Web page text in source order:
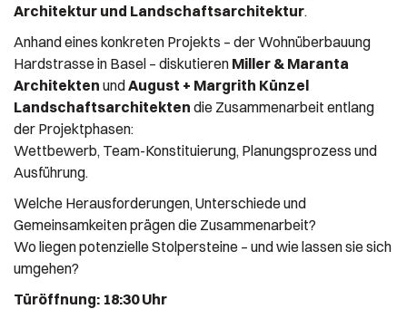
Architektur und Landschaftsarchitektur.
Anhand eines konkreten Projekts – der Wohnüberbauung
Hardstrasse in Basel – diskutieren Miller & Maranta
Architekten undAugust + Margrith Künzel
Landschaftsarchitekten die Zusammenarbeit entlang
der Projektphasen:
Wettbewerb, Team-Konstituierung, Planungsprozess und
Ausführung.
Welche Herausforderungen, Unterschiede und
Gemeinsamkeiten prägen die Zusammenarbeit?
Wo liegen potenzielle Stolpersteine – und wie lassen sie sich
umgehen?
Türöffnung: 18:30 Uhr